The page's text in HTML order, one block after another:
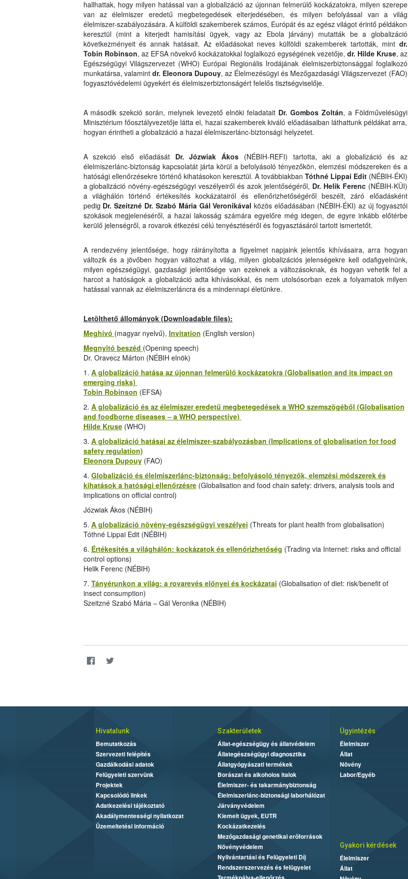
hallhattak, hogy milyen hatással van a globalizáció az újonnan felmerülő kockázatokra, milyen szerepe
van az élelmiszer eredetű megbetegedések elterjedésében, és milyen befolyással van a világ
élelmiszer-szabályozására. A külföldi szakemberek számos, Európát és az egész világot érintő példákon
keresztül (mint a kiterjedt hamisítási ügyek, vagy az Ebola járvány) mutatták be a globalizáció
következményeit és annak hatásait. Az előadásokat neves külföldi szakemberek tartották, mint dr.
Tobin Robinson, az EFSA növekvő kockázatokkal foglalkozó egységének vezetője, dr. Hilde Kruse, az
Egészségügyi Világszervezet (WHO) Európai Regionális Irodájának élelmiszerbiztonsággal foglalkozó
munkatársa, valamint dr. Eleonora Dupouy, az Élelmezésügyi és Mezőgazdasági Világszervezet (FAO)
fogyasztóvédelemi ügyekért és élelmiszerbiztonságért felelős tisztségviselője.
A második szekció során, melynek levezető elnöki feladatait Dr. Gombos Zoltán, a Földművelésügyi
Minisztérium főosztályvezetője látta el, hazai szakemberek kiváló előadásaiban láthattunk példákat arra,
hogyan érintheti a globalizáció a hazai élelmiszerlánc-biztonsági helyzetet.
A szekció első előadását Dr. Józwiak Ákos (NÉBIH-REFI) tartotta, aki a globalizáció és az
élelmiszerlánc-biztonság kapcsolatát járta körül a befolyásoló tényezőkön, elemzési módszereken és a
hatósági ellenőrzésekre történő kihatásokon keresztül. A továbbiakban Tóthné Lippai Edit(NÉBIH-ÉKI)
a globalizáció növény-egészségügyi veszélyeiről és azok jelentőségéről, Dr. Helik Ferenc(NÉBIH-KÜI)
a világhálón történő értékesítés kockázatairól és ellenőrizhetőségéről beszélt, záró előadásként
pedig Dr. Szeitzné Dr. Szabó Mária Gál Veronikával közös előadásában (NÉBIH-ÉKI) az új fogyasztói
szokások megjelenéséről, a hazai lakosság számára egyelőre még idegen, de egyre inkább előtérbe
kerülő jelenségről, a rovarok étkezési célú tenyésztéséről és fogyasztásáról tartott ismertetőt.
A rendezvény jelentősége, hogy ráirányította a figyelmet napjaink jelentős kihívásaira, arra hogyan
változik és a jövőben hogyan változhat a világ, milyen globalizációs jelenségekre kell odafigyelnünk,
milyen egészségügyi, gazdasági jelentősége van ezeknek a változásoknak, és hogyan vehetik fel a
harcot a hatóságok a globalizáció adta kihívásokkal, és nem utolsósorban ezek a folyamatok milyen
hatással vannak az élelmiszerláncra és a mindennapi életünkre.
Letölthető állományok (Downloadable files):
Meghívó (magyar nyelvű), Invitation (English version)
Megnyitó beszéd (Opening speech)
Dr. Oravecz Márton (NÉBIH elnök)
1. A globalizáció hatása az újonnan felmerülő kockázatokra (Globalisation and its impact on
emerging risks)
Tobin Robinson (EFSA)
2. A globalizáció és az élelmiszer eredetű megbetegedések a WHO szemszögéből (Globalisation
and foodborne diseases – a WHO perspective)
Hilde Kruse(WHO)
3. A globalizáció hatásai az élelmiszer-szabályozásban (Implications of globalisation for food
safety regulation)
Eleonora Dupouy(FAO)
4. Globalizáció és élelmiszerlánc-biztonság: befolyásoló tényezők, elemzési módszerek és
kihatások a hatósági ellenőrzésre(Globalisation and food chain safety: drivers, analysis tools and
implications on official control)
Józwiak Ákos (NÉBIH)
5. A globalizáció növény-egészségügyi veszélyei (Threats for plant health from globalisation)
Tóthné Lippai Edit (NÉBIH)
6. Értékesítés a világhálón: kockázatok és ellenőrizhetőség (Trading via Internet: risks and official
control options)
Helik Ferenc (NÉBIH)
7. Tányérunkon a világ: a rovarevés előnyei és kockázatai (Globalisation of diet: risk/benefit of
insect consumption)
Szeitzné Szabó Mária – Gál Veronika (NÉBIH)
Hivatalunk
Bemutatkozás
Szervezeti felépítés
Gazdálkodási adatok
Felügyeleti szervünk
Projektek
Kapcsolódó linkek
Adatkezelési tájékoztató
Akadálymentességi nyilatkozat
Üzemeltetési információ
Szakterületek
Állat-egészségügy és állatvédelem
Állategészségügyi diagnosztika
Állatgyógyászati termékek
Borászat és alkoholos italok
Élelmiszer- és takarmánybiztonság
Élelmiszerlánc-biztonsági laborhálózat
Járványvédelem
Kiemelt ügyek, EUTR
Kockázatkezelés
Mezőgazdasági genetikai erőforrások
Növényvédelem
Nyilvántartási és Felügyeleti Díj
Rendszerszervezés és felügyelet
Ügyintézés
Élelmiszer
Állat
Növény
Labor/Egyéb
Gyakori kérdések
Élelmiszer
Állat